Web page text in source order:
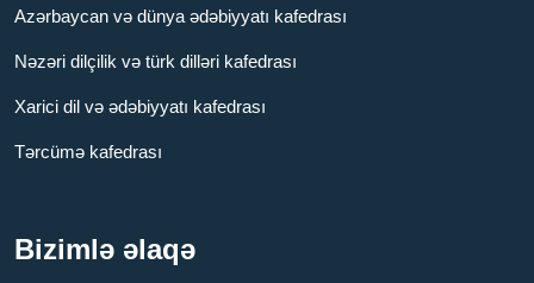
Azərbaycan və dünya ədəbiyyatı kafedrası
Nəzəri dilçilik və türk dilləri kafedrası
Xarici dil və ədəbiyyatı kafedrası
Tərcümə kafedrası
Bizimlə əlaqə